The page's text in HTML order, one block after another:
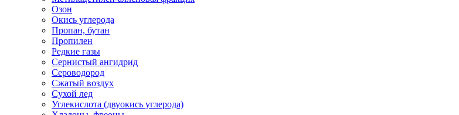
Озон
Окись углерода
Пропан, бутан
Пропилен
Редкие газы
Сернистый ангидрид
Сероводород
Сжатый воздух
Сухой лед
Углекислота (двуокись углерода)